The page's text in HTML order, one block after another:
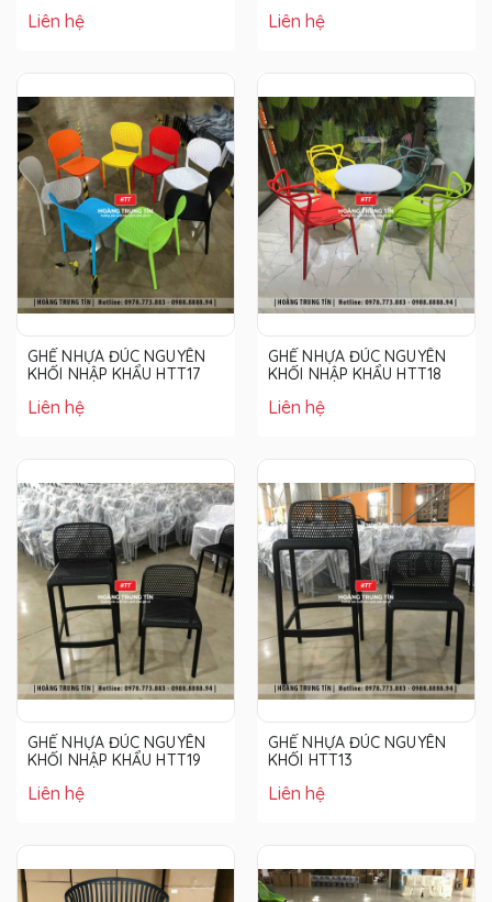
Liên hệ Liên hệ
GHẾ NHỰA ĐÚC NGUYÊN
KHỐI NHẬP KHẨU HTT17
Liên hệ
GHẾ NHỰA ĐÚC NGUYÊN
KHỐI NHẬP KHẨU HTT18
Liên hệ
GHẾ NHỰA ĐÚC NGUYÊN
KHỐI NHẬP KHẨU HTT19
Liên hệ
GHẾ NHỰA ĐÚC NGUYÊN
KHỐI HTT13
Liên hệ